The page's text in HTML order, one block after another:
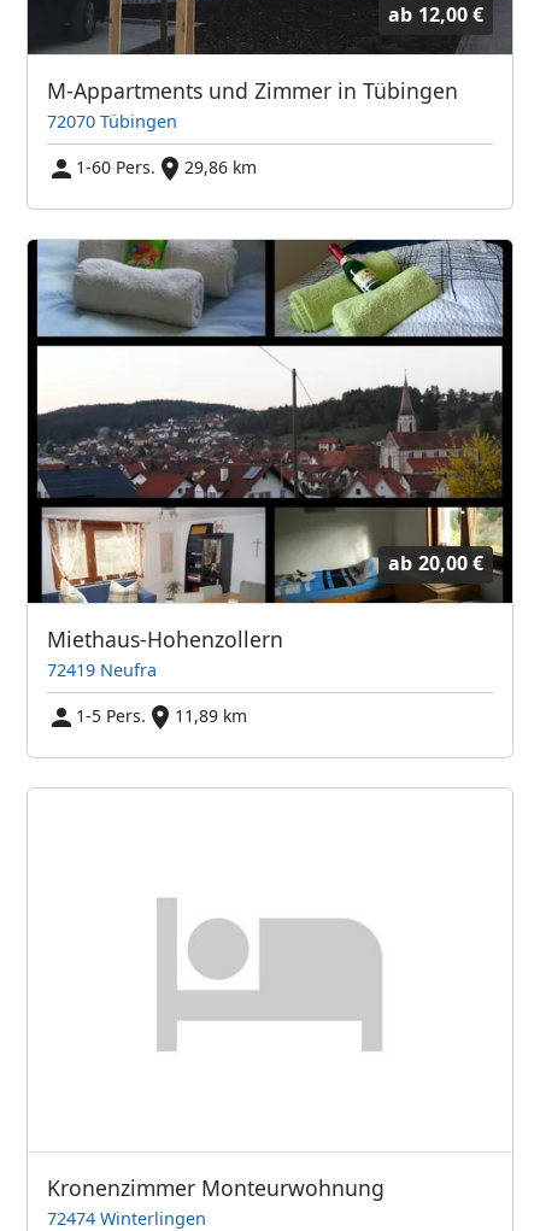
ab 12,00 €
M-Appartments und Zimmer in Tübingen
72070 Tübingen
1-60 Pers.
29,86 km
ab 20,00 €
Miethaus-Hohenzollern
72419 Neufra
1-5 Pers.
11,89 km
Kronenzimmer Monteurwohnung
72474 Winterlingen